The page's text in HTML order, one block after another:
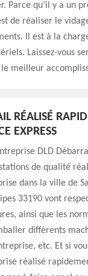
Parce qu’il y a un
de réaliser le
Il est à la
Laissez-vous
le meilleur
RÉALISÉ
EXPRESS
DLD
de qualité
dans la ville de
33190 vont
ainsi que les
différents
etc. Et si
réalisé